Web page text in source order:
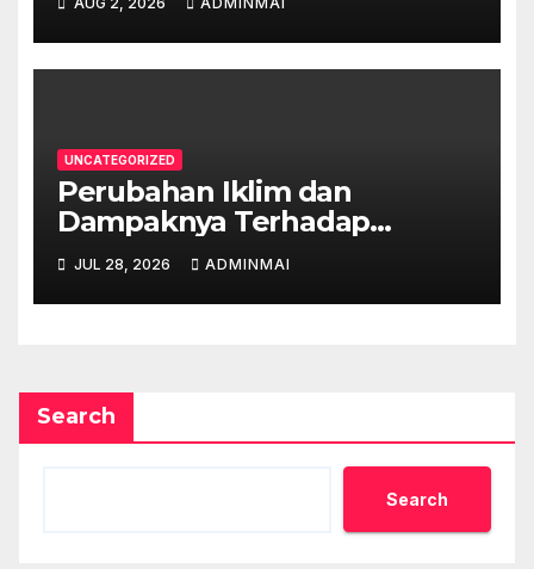
UNCATEGORIZED
Perubahan Iklim dan
Dampaknya Terhadap
Ekonomi Australia
JUL 28, 2026 ADMINMAI
Search
Search